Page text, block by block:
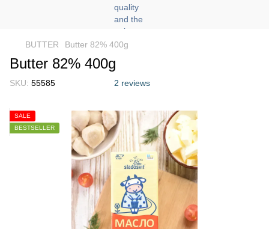
BUTTER Butter 82% 400g
Butter 82% 400g
SKU: 55585 2 reviews
SALE
BESTSELLER